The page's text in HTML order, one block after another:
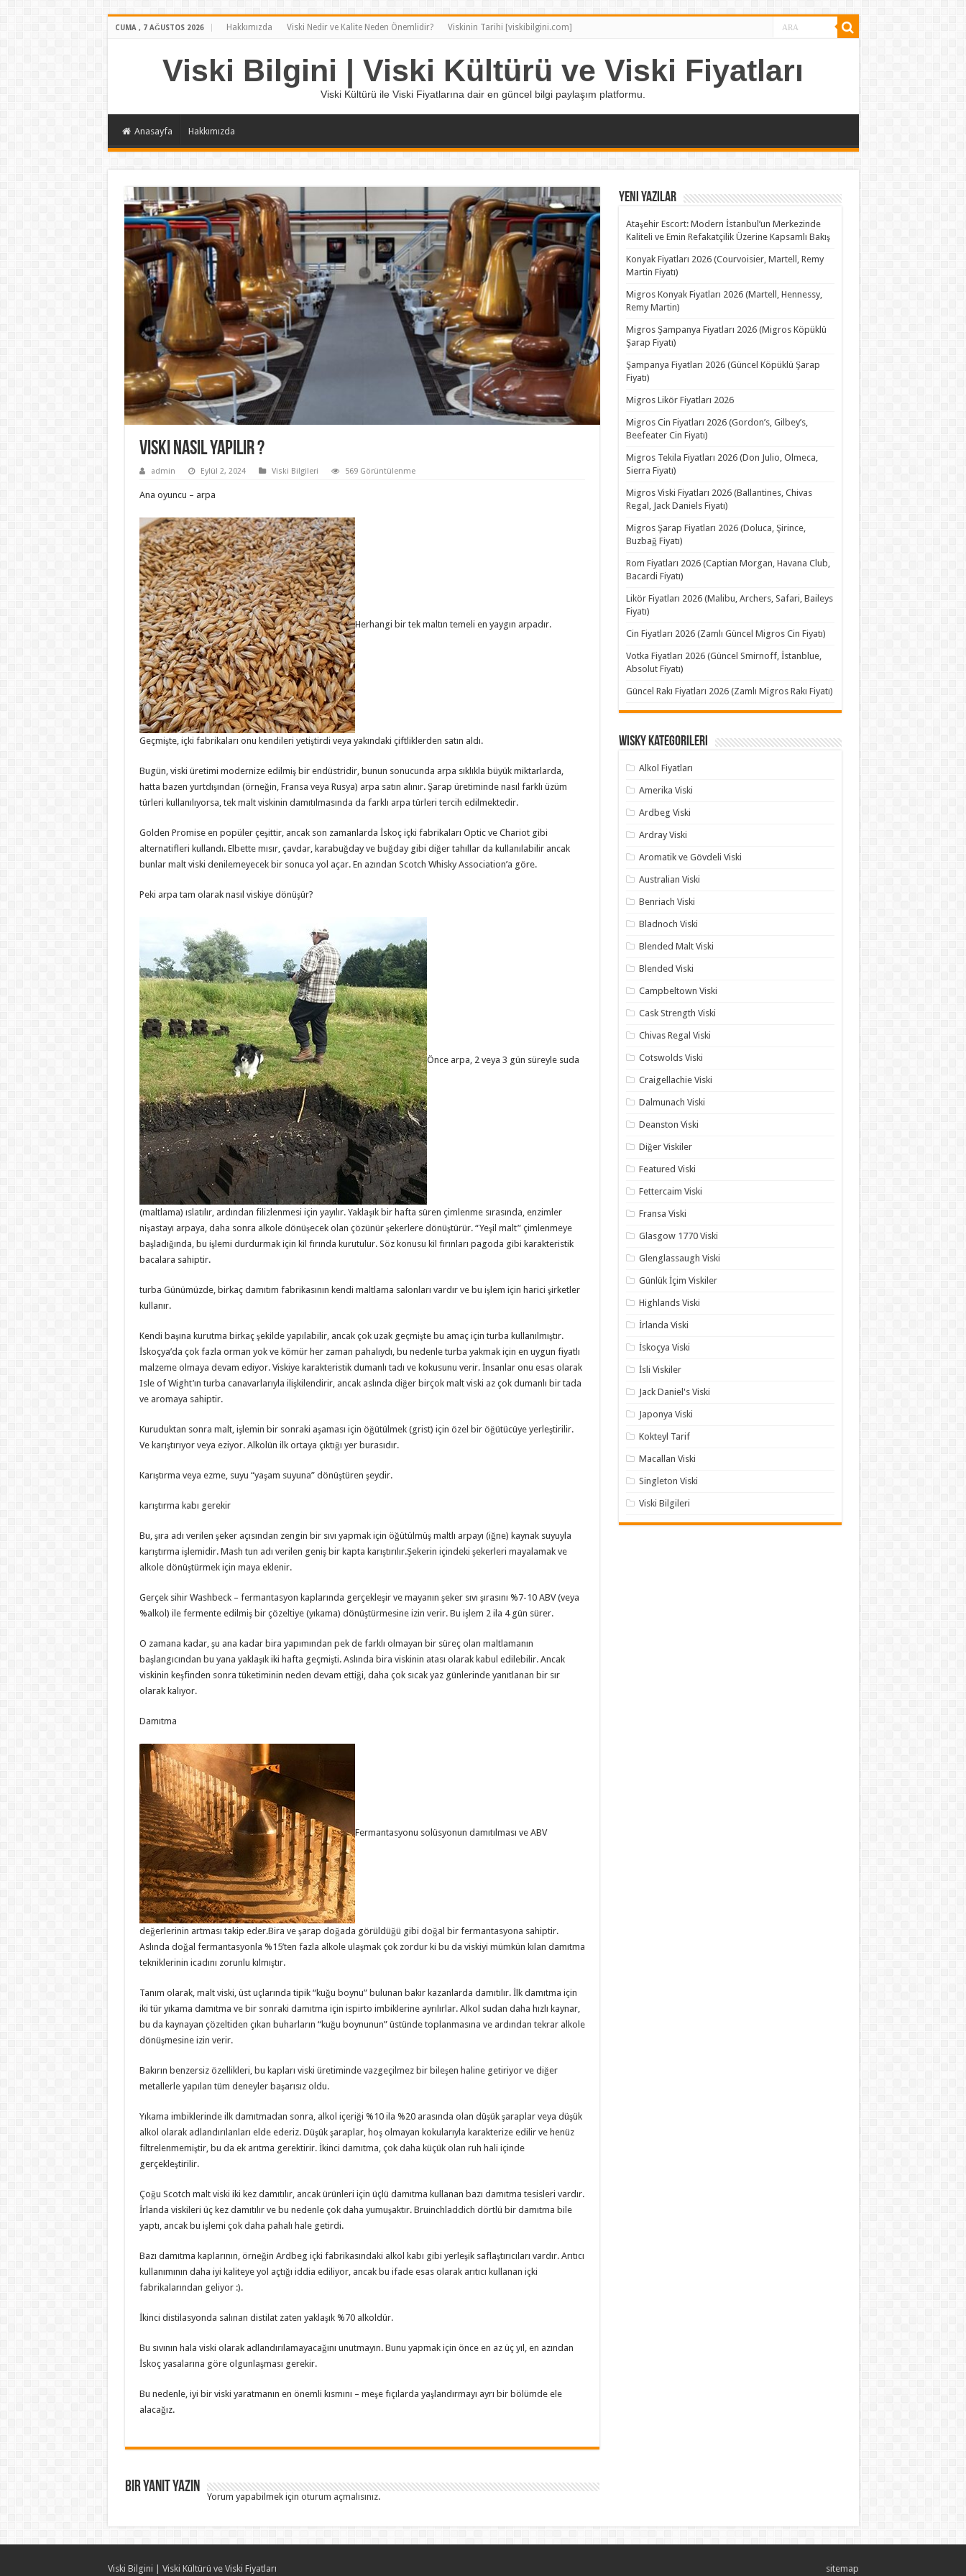
CUMA , 7 AĞUSTOS 2026 Hakkımızda Viski Nedir ve Kalite Neden Önemlidir? Viskinin Tarihi [viskibilgini.com]
Viski Bilgini | Viski Kültürü ve Viski Fiyatları
Viski Kültürü ile Viski Fiyatlarına dair en güncel bilgi paylaşım platformu.
Anasayfa Hakkımızda
Viski nasıl yapılır ?
admin Eylül 2, 2024 Viski Bilgileri 569 Görüntülenme
Ana oyuncu – arpa
Herhangi bir tek maltın temeli en yaygın arpadır.
Geçmişte, içki fabrikaları onu kendileri yetiştirdi veya yakındaki çiftliklerden satın aldı.
Bugün, viski üretimi modernize edilmiş bir endüstridir, bunun sonucunda arpa sıklıkla büyük miktarlarda,
hatta bazen yurtdışından (örneğin, Fransa veya Rusya) arpa satın alınır. Şarap üretiminde nasıl farklı üzüm
türleri kullanılıyorsa, tek malt viskinin damıtılmasında da farklı arpa türleri tercih edilmektedir.
Golden Promise en popüler çeşittir, ancak son zamanlarda İskoç içki fabrikaları Optic ve Chariot gibi
alternatifleri kullandı. Elbette mısır, çavdar, karabuğday ve buğday gibi diğer tahıllar da kullanılabilir ancak
bunlar malt viski denilemeyecek bir sonuca yol açar. En azından Scotch Whisky Association’a göre.
Peki arpa tam olarak nasıl viskiye dönüşür?
Önce arpa, 2 veya 3 gün süreyle suda
(maltlama) ıslatılır, ardından filizlenmesi için yayılır. Yaklaşık bir hafta süren çimlenme sırasında, enzimler
nişastayı arpaya, daha sonra alkole dönüşecek olan çözünür şekerlere dönüştürür. “Yeşil malt” çimlenmeye
başladığında, bu işlemi durdurmak için kil fırında kurutulur. Söz konusu kil fırınları pagoda gibi karakteristik
bacalara sahiptir.
turba Günümüzde, birkaç damıtım fabrikasının kendi maltlama salonları vardır ve bu işlem için harici şirketler
kullanır.
Kendi başına kurutma birkaç şekilde yapılabilir, ancak çok uzak geçmişte bu amaç için turba kullanılmıştır.
İskoçya’da çok fazla orman yok ve kömür her zaman pahalıydı, bu nedenle turba yakmak için en uygun fiyatlı
malzeme olmaya devam ediyor. Viskiye karakteristik dumanlı tadı ve kokusunu verir. İnsanlar onu esas olarak
Isle of Wight’ın turba canavarlarıyla ilişkilendirir, ancak aslında diğer birçok malt viski az çok dumanlı bir tada
ve aromaya sahiptir.
Kuruduktan sonra malt, işlemin bir sonraki aşaması için öğütülmek (grist) için özel bir öğütücüye yerleştirilir.
Ve karıştırıyor veya eziyor. Alkolün ilk ortaya çıktığı yer burasıdır.
Karıştırma veya ezme, suyu “yaşam suyuna” dönüştüren şeydir.
karıştırma kabı gerekir
Bu, şıra adı verilen şeker açısından zengin bir sıvı yapmak için öğütülmüş maltlı arpayı (iğne) kaynak suyuyla
karıştırma işlemidir. Mash tun adı verilen geniş bir kapta karıştırılır.Şekerin içindeki şekerleri mayalamak ve
alkole dönüştürmek için maya eklenir.
Gerçek sihir Washbeck – fermantasyon kaplarında gerçekleşir ve mayanın şeker sıvı şırasını %7-10 ABV (veya
%alkol) ile fermente edilmiş bir çözeltiye (yıkama) dönüştürmesine izin verir. Bu işlem 2 ila 4 gün sürer.
O zamana kadar, şu ana kadar bira yapımından pek de farklı olmayan bir süreç olan maltlamanın
başlangıcından bu yana yaklaşık iki hafta geçmişti. Aslında bira viskinin atası olarak kabul edilebilir. Ancak
viskinin keşfinden sonra tüketiminin neden devam ettiği, daha çok sıcak yaz günlerinde yanıtlanan bir sır
olarak kalıyor.
Damıtma
Fermantasyonu solüsyonun damıtılması ve ABV
değerlerinin artması takip eder.Bira ve şarap doğada görüldüğü gibi doğal bir fermantasyona sahiptir.
Aslında doğal fermantasyonla %15’ten fazla alkole ulaşmak çok zordur ki bu da viskiyi mümkün kılan damıtma
tekniklerinin icadını zorunlu kılmıştır.
Tanım olarak, malt viski, üst uçlarında tipik “kuğu boynu” bulunan bakır kazanlarda damıtılır. İlk damıtma için
iki tür yıkama damıtma ve bir sonraki damıtma için ispirto imbiklerine ayrılırlar. Alkol sudan daha hızlı kaynar,
bu da kaynayan çözeltiden çıkan buharların “kuğu boynunun” üstünde toplanmasına ve ardından tekrar alkole
dönüşmesine izin verir.
Bakırın benzersiz özellikleri, bu kapları viski üretiminde vazgeçilmez bir bileşen haline getiriyor ve diğer
metallerle yapılan tüm deneyler başarısız oldu.
Yıkama imbiklerinde ilk damıtmadan sonra, alkol içeriği %10 ila %20 arasında olan düşük şaraplar veya düşük
alkol olarak adlandırılanları elde ederiz. Düşük şaraplar, hoş olmayan kokularıyla karakterize edilir ve henüz
filtrelenmemiştir, bu da ek arıtma gerektirir. İkinci damıtma, çok daha küçük olan ruh hali içinde
gerçekleştirilir.
Çoğu Scotch malt viski iki kez damıtılır, ancak ürünleri için üçlü damıtma kullanan bazı damıtma tesisleri vardır.
İrlanda viskileri üç kez damıtılır ve bu nedenle çok daha yumuşaktır. Bruinchladdich dörtlü bir damıtma bile
yaptı, ancak bu işlemi çok daha pahalı hale getirdi.
Bazı damıtma kaplarının, örneğin Ardbeg içki fabrikasındaki alkol kabı gibi yerleşik saflaştırıcıları vardır. Arıtıcı
kullanımının daha iyi kaliteye yol açtığı iddia ediliyor, ancak bu ifade esas olarak arıtıcı kullanan içki
fabrikalarından geliyor :).
İkinci distilasyonda salınan distilat zaten yaklaşık %70 alkoldür.
Bu sıvının hala viski olarak adlandırılamayacağını unutmayın. Bunu yapmak için önce en az üç yıl, en azından
İskoç yasalarına göre olgunlaşması gerekir.
Bu nedenle, iyi bir viski yaratmanın en önemli kısmını – meşe fıçılarda yaşlandırmayı ayrı bir bölümde ele
alacağız.
Bir yanıt yazın
Yorum yapabilmek için oturum açmalısınız.
Yeni Yazılar
Ataşehir Escort: Modern İstanbul’un Merkezinde
Kaliteli ve Emin Refakatçilik Üzerine Kapsamlı Bakış
Konyak Fiyatları 2026 (Courvoisier, Martell, Remy
Martin Fiyatı)
Migros Konyak Fiyatları 2026 (Martell, Hennessy,
Remy Martin)
Migros Şampanya Fiyatları 2026 (Migros Köpüklü
Şarap Fiyatı)
Şampanya Fiyatları 2026 (Güncel Köpüklü Şarap
Fiyatı)
Migros Likör Fiyatları 2026
Migros Cin Fiyatları 2026 (Gordon’s, Gilbey’s,
Beefeater Cin Fiyatı)
Migros Tekila Fiyatları 2026 (Don Julio, Olmeca,
Sierra Fiyatı)
Migros Viski Fiyatları 2026 (Ballantines, Chivas
Regal, Jack Daniels Fiyatı)
Migros Şarap Fiyatları 2026 (Doluca, Şirince,
Buzbağ Fiyatı)
Rom Fiyatları 2026 (Captian Morgan, Havana Club,
Bacardi Fiyatı)
Likör Fiyatları 2026 (Malibu, Archers, Safari, Baileys
Fiyatı)
Cin Fiyatları 2026 (Zamlı Güncel Migros Cin Fiyatı)
Votka Fiyatları 2026 (Güncel Smirnoff, İstanblue,
Absolut Fiyatı)
Güncel Rakı Fiyatları 2026 (Zamlı Migros Rakı Fiyatı)
Wisky Kategorileri
Alkol Fiyatları
Amerika Viski
Ardbeg Viski
Ardray Viski
Aromatik ve Gövdeli Viski
Australian Viski
Benriach Viski
Bladnoch Viski
Blended Malt Viski
Blended Viski
Campbeltown Viski
Cask Strength Viski
Chivas Regal Viski
Cotswolds Viski
Craigellachie Viski
Dalmunach Viski
Deanston Viski
Diğer Viskiler
Featured Viski
Fettercaim Viski
Fransa Viski
Glasgow 1770 Viski
Glenglassaugh Viski
Günlük İçim Viskiler
Highlands Viski
İrlanda Viski
İskoçya Viski
İsli Viskiler
Jack Daniel's Viski
Japonya Viski
Kokteyl Tarif
Macallan Viski
Singleton Viski
Viski Bilgileri
sitemap
Viski Bilgini | Viski Kültürü ve Viski Fiyatları